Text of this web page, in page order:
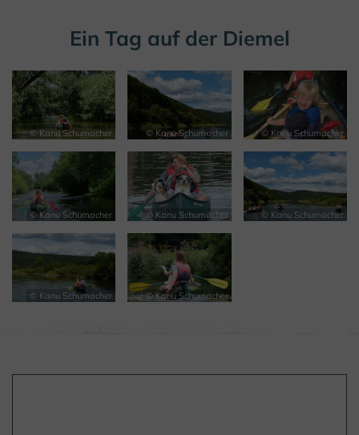
Ein Tag auf der Diemel
© Kanu Schumacher © Kanu Schumacher © Kanu Schumacher
© Kanu Schumacher © Kanu Schumacher © Kanu Schumacher
© Kanu Schumacher © Kanu Schumacher